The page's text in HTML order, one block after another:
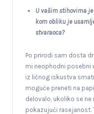
U vašim stihovima
kom obliku je
stvaraoca?
Po prirodi sam dosta
mi neophodni posebni
iz ličnog iskustva
moguće preneti na
delovalo, ukoliko se
pokazujući rasejanost.